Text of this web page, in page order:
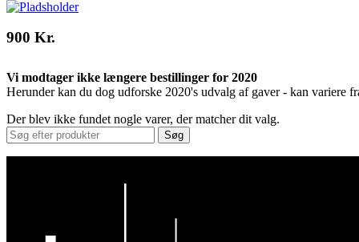
900 Kr.
Vi modtager ikke længere bestillinger for 2020
Herunder kan du dog udforske 2020's udvalg af gaver - kan variere
Der blev ikke fundet nogle varer, der matcher dit valg.
Søg